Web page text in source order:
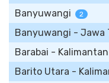
Banyuwangi 2
Banyuwangi - Jawa
Barabai -
Barito Utara -